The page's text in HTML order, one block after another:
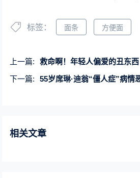
标签： 面条 方便面
上一篇:
救命啊！年轻人偏爱的丑东西
下一篇:
55岁席琳·迪翁“僵人症”病情恶化
相关文章